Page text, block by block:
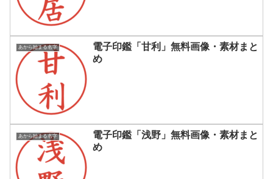
あから始まる名字
電子印鑑「甘利」無料画像・素材まと
め
あから始まる名字
電子印鑑「浅野」無料画像・素材まと
め